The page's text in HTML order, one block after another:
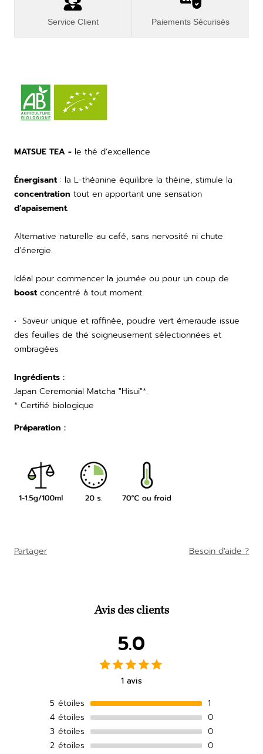
Service Client Paiements Sécurisés
MATSUE TEA - le thé d’excellence
Énergisant: la L-théanine équilibre la théine, stimule la
concentration tout en apportant une sensation
d’apaisement.
Alternative naturelle au café, sans nervosité ni chute
d’énergie.
Idéal pour commencer la journée ou pour un coup de
boostconcentré à tout moment.
• Saveur unique et raffinée, poudre vert émeraude issue
des feuilles de thé soigneusement sélectionnées et
ombragées
Ingrédients :
Japan Ceremonial Matcha "Hisui"*.
* Certifié biologique
Préparation :
Partager Besoin d'aide ?
Avis des clients
5.0
1 avis
5 étoiles
1
4 étoiles
0
3 étoiles
0
2 étoiles
0